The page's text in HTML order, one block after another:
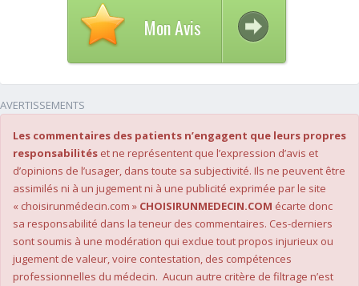
Mon Avis
AVERTISSEMENTS
Les commentaires des patients n’engagent que leurs propres
responsabilités et ne représentent que l’expression d’avis et
d’opinions de l’usager, dans toute sa subjectivité. Ils ne peuvent être
assimilés ni à un jugement ni à une publicité exprimée par le site
« choisirunmédecin.com » CHOISIRUNMEDECIN.COM écarte donc
sa responsabilité dans la teneur des commentaires. Ces-derniers
sont soumis à une modération qui exclue tout propos injurieux ou
jugement de valeur, voire contestation, des compétences
professionnelles du médecin. Aucun autre critère de filtrage n’est